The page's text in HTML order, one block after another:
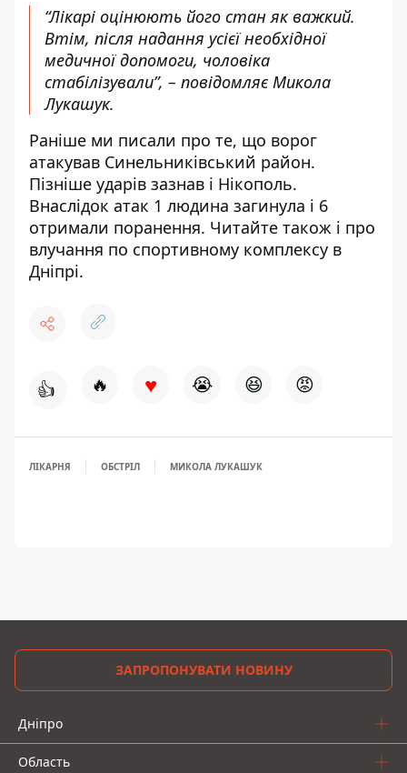
“Лікарі оцінюють його стан як важкий.
Втім, після надання усієї необхідної
медичної допомоги, чоловіка
стабілізували”, – повідомляє Микола
Лукашук.
Раніше ми писали про те, що ворог
атакував Синельниківський район.
Пізніше ударів зазнав і Нікополь.
Внаслідок атак 1 людина загинула і 6
отримали поранення. Читайте також і про
влучання по спортивному комплексу в
Дніпрі.
👍 🔥 ♥ 😭 😆 😡
ЛІКАРНЯ ОБСТРІЛ МИКОЛА ЛУКАШУК
ЗАПРОПОНУВАТИ НОВИНУ
Дніпро
Область